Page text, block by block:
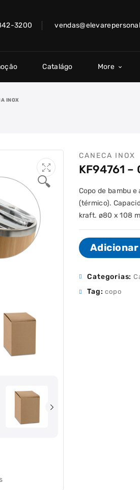
3200
Catalágo More
INOX
🔍
CANECA INOX
KF94761 –
Copo de bambu
(térmico).
kraft. ø80 x 108
Categorias:
Tag:copo